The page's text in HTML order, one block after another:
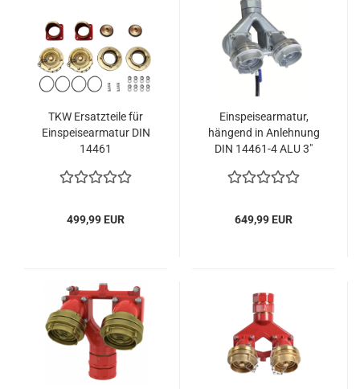
TKW Ersatzteile für
Einspeisearmatur DIN
14461
499,99 EUR
Einspeisearmatur,
hängend in Anlehnung
DIN 14461-4 ALU 3"
649,99 EUR